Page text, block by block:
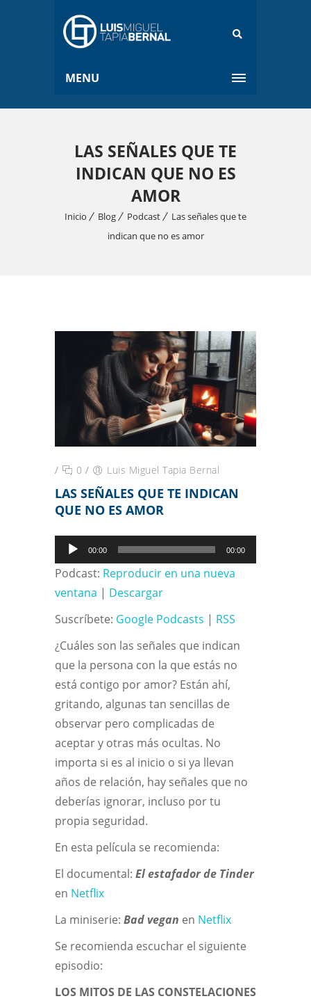
MENU
LAS SEÑALES QUE TE
INDICAN QUE NO ES
AMOR
Inicio Blog Podcast
Las señales que te
indican que no es amor
/ 0 / Luis Miguel Tapia Bernal
LAS SEÑALES QUE TE INDICAN
QUE NO ES AMOR
Reproductor
de
00:00 00:00
Podcast: Reproducir en una nueva
ventana | Descargar
Suscríbete: Google Podcasts | RSS
¿Cuáles son las señales que indican
que la persona con la que estás no
está contigo por amor? Están ahí,
gritando, algunas tan sencillas de
observar pero complicadas de
aceptar y otras más ocultas. No
importa si es al inicio o si ya llevan
años de relación, hay señales que no
deberías ignorar, incluso por tu
propia seguridad.
En esta película se recomienda:
El documental: El estafador de Tinder
en Netflix
La miniserie: Bad vegan en Netflix
Se recomienda escuchar el siguiente
episodio:
LOS MITOS DE LAS CONSTELACIONES